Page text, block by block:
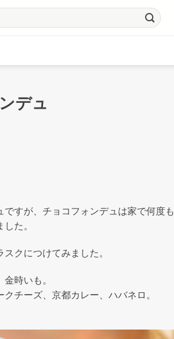
デュ
すが、チョコフォンデュは家で何度も
た。
クにつけてみました。
時いも。
チーズ、京都カレー、ハバネロ。